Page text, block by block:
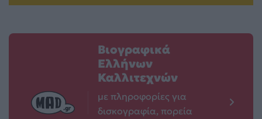
Βιογραφικά
Ελλήνων
Καλλιτεχνών
με πληροφορίες για
δισκογραφία, πορεία